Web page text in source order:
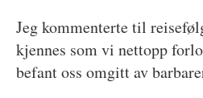
Jeg kommenterte til
kjennes som vi nettopp
befant oss omgitt av